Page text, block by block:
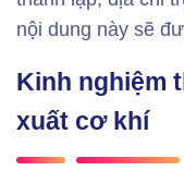
nội dung này sẽ
Kinh nghiệm
xuất cơ khí